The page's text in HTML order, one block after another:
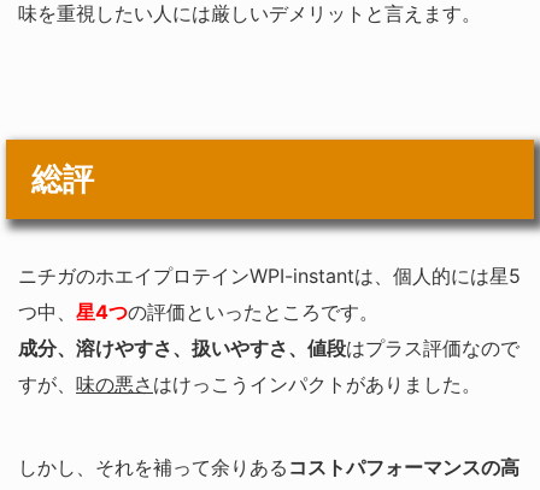
味を重視したい人には厳しいデメリットと言えます。
総評
ニチガのホエイプロテインWPI-instantは、個人的には星5
つ中、 星4つの評価といったところです。
成分、溶けやすさ、扱いやすさ、値段はプラス評価なので
すが、 味の悪さ はけっこうインパクトがありました。
しかし、それを補って余りある コストパフォーマンスの高